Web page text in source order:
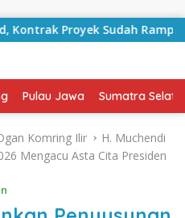
Proyek Sudah Rampung
Pulau Jawa Sumatra
Komring Ilir
H. Muchendi
Mengacu Asta Cita Presiden